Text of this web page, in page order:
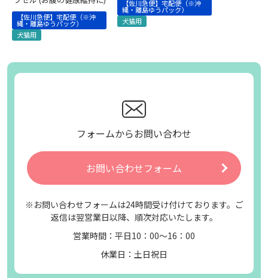
【佐川急便】宅配便（※沖
縄・離島ゆうパック）
犬猫用
【佐川急便】宅配便（※沖
縄・離島ゆうパック）
犬猫用
フォームからお問い合わせ
お問い合わせフォーム
※お問い合わせフォームは24時間受け付けております。ご
返信は翌営業日以降、順次対応いたします。
営業時間：平日10：00～16：00
休業日：土日祝日